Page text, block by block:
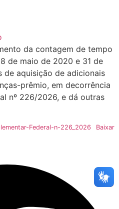
da contagem de tempo
de maio de 2020 e 31 de
de aquisição de adicionais
prêmio, em decorrência
nº 226/2026, e dá outras
Federal-n-226_2026 Baixar